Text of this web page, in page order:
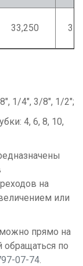
33,250
1/4", 3/8", 1/2";
4, 6, 8, 10,
на
или
можно прямо на
по
07-74